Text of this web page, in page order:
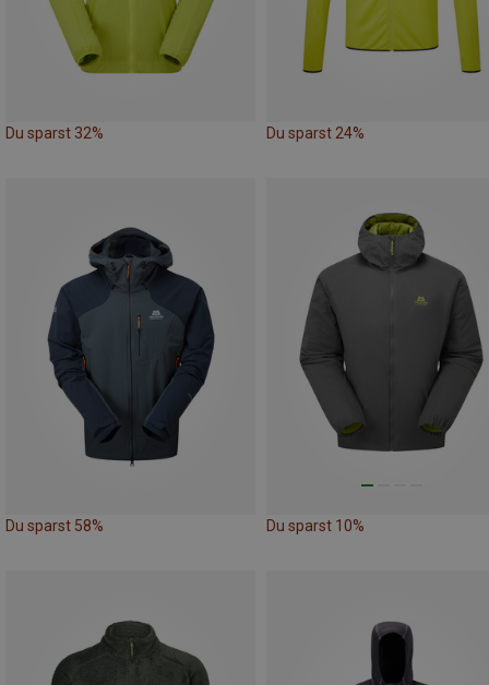
Du sparst 32% Du sparst 24%
Du sparst 58% Du sparst 10%